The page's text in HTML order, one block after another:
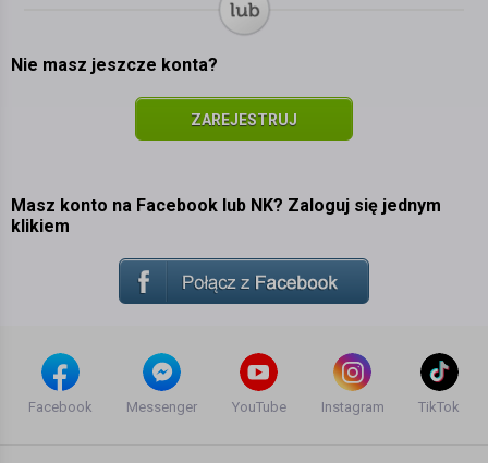
Nie masz jeszcze konta?
ZAREJESTRUJ
Masz konto na Facebook lub NK? Zaloguj się jednym
klikiem
Facebook Messenger YouTube Instagram TikTok